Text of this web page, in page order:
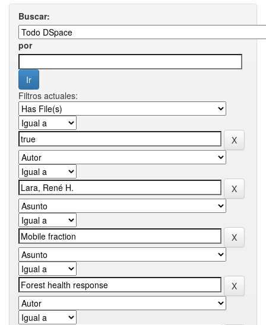
Buscar:
por
Filtros actuales: